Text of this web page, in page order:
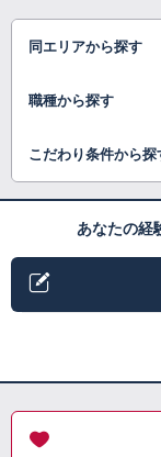
同エリアから探す
職種から探す
こだわり条件から探
あなたの経